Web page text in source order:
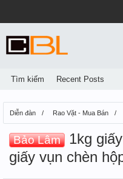
Diễn đàn Rao Vặt - Mua Bán
Bảo Lâm
1kg
giấy vụn chèn
Tìm kiếm Recent Posts